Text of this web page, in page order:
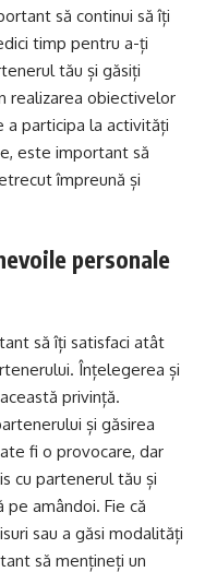
să continui să îți
timp pentru a-ți
tău și găsiți
realizarea obiectivelor
a participa la activități
este important să
împreună și
personale
să îți satisfaci atât
Înțelegerea și
privință.
și găsirea
fi o provocare, dar
cu partenerul tău și
pe amândoi. Fie că
sau a găsi modalități
să mențineți un